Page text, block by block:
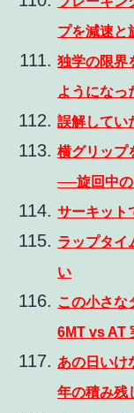
プを減速と
独学の限界
ようになっ
誤解してい
横グリップ
──旋回中
サーキット
ラップタイ
い
この小さな
6MT vs AT
あの日い
年の積み残